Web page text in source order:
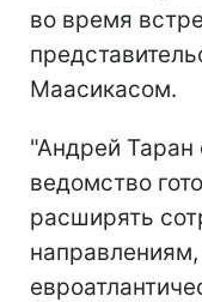
во время
Маасикасом.
"Андрей Таран
ведомство
расширять